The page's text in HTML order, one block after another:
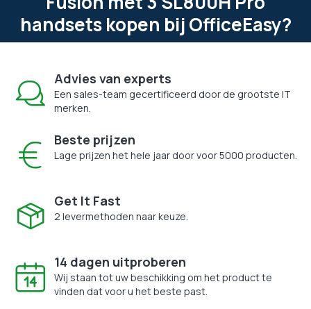
handsets kopen bij OfficeEasy?
Advies van experts
Een sales-team gecertificeerd door de grootste IT
merken.
Beste prijzen
Lage prijzen het hele jaar door voor 5000 producten.
Get It Fast
2 levermethoden naar keuze.
14 dagen uitproberen
Wij staan tot uw beschikking om het product te
vinden dat voor u het beste past.